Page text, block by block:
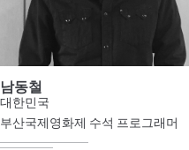
남동철
대한민국
부산국제영화제 수석 프로그래머